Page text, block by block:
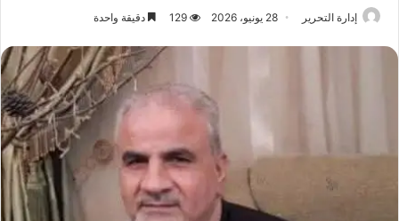
إدارة التحرير 28 يونيو، 2026 129 دقيقة واحدة